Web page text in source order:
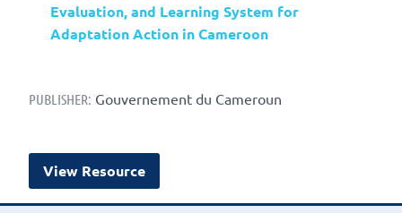
Evaluation, and Learning System for
Adaptation Action in Cameroon
PUBLISHER: Gouvernement du Cameroun
View Resource